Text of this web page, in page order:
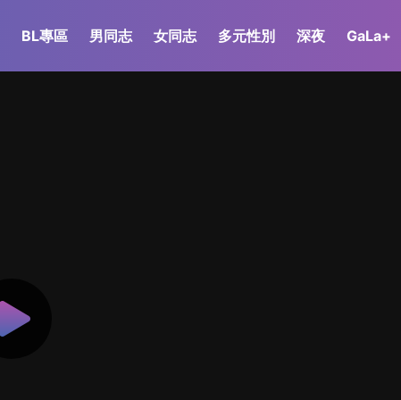
BL專區 男同志 女同志 多元性別 深夜 GaLa+